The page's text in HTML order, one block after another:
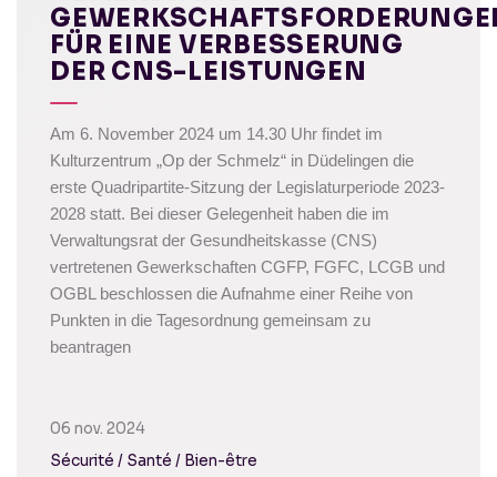
FÜR EINE VERBESSERUNG
DER CNS-LEISTUNGEN
Am 6. November 2024 um 14.30 Uhr findet im
Kulturzentrum „Op der Schmelz“ in Düdelingen die
erste Quadripartite-Sitzung der Legislaturperiode 2023-
2028 statt. Bei dieser Gelegenheit haben die im
Verwaltungsrat der Gesundheitskasse (CNS)
vertretenen Gewerkschaften CGFP, FGFC, LCGB und
OGBL beschlossen die Aufnahme einer Reihe von
Punkten in die Tagesordnung gemeinsam zu
beantragen
06 nov. 2024
Sécurité / Santé / Bien-être